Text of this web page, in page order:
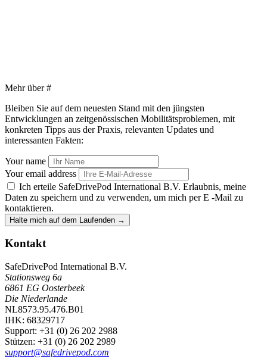
Mehr über#
Bleiben Sie auf dem neuesten Stand mit den jüngsten
Entwicklungen an zeitgenössischen Mobilitätsproblemen, mit
konkreten Tipps aus der Praxis, relevanten Updates und
interessanten Fakten:
Your name
Your email address
Ich erteile SafeDrivePod International B.V. Erlaubnis, meine
Daten zu speichern und zu verwenden, um mich per E -Mail zu
kontaktieren.
Halte mich auf dem Laufenden →
Kontakt
SafeDrivePod International B.V.
Stationsweg 6a
6861 EG Oosterbeek
Die Niederlande
NL8573.95.476.B01
IHK: 68329717
Support: +31 (0) 26 202 2988
Stützen: +31 (0) 26 202 2989
support@safedrivepod.com